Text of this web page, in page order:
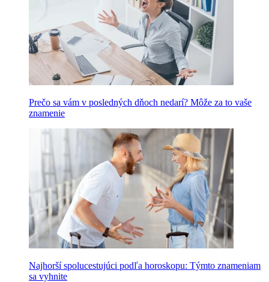
Prečo sa vám v posledných dňoch nedarí? Môže za to vaše
znamenie
Najhorší spolucestujúci podľa horoskopu: Týmto znameniam
sa vyhnite